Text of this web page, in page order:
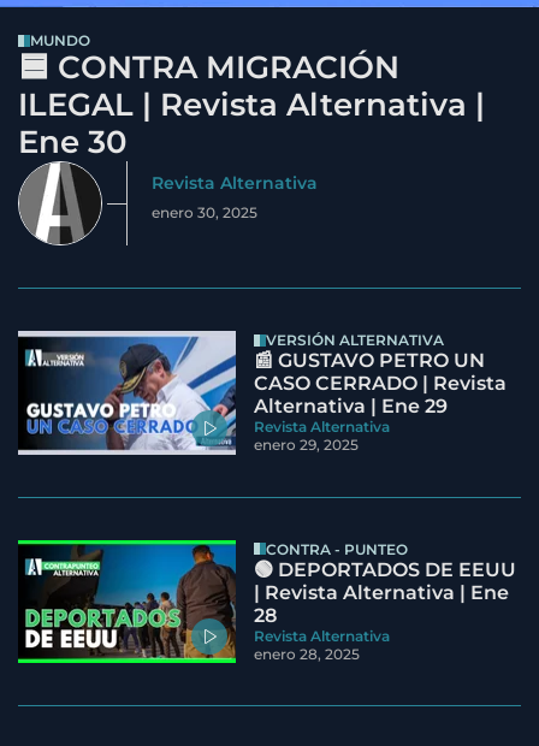
MUNDO
🟦 CONTRA MIGRACIÓN
ILEGAL | Revista Alternativa |
Ene 30
Revista Alternativa
enero 30, 2025
VERSIÓN ALTERNATIVA
📰 GUSTAVO PETRO UN
CASO CERRADO | Revista
Alternativa | Ene 29
Revista Alternativa
enero 29, 2025
CONTRA - PUNTEO
🟢 DEPORTADOS DE EEUU
| Revista Alternativa | Ene
28
Revista Alternativa
enero 28, 2025